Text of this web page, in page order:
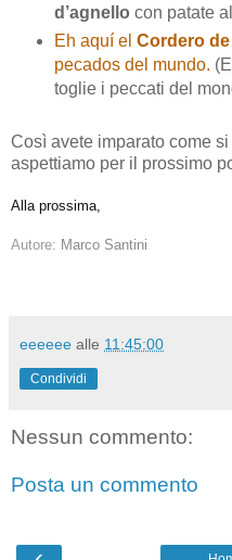
d’agnello con patate
Eh aquí el Cordero
pecados del mundo.
toglie i peccati del
Così avete imparato come
aspettiamo per il prossimo
Alla prossima,
Autore: Marco Santini
eeeeee alle 11:45:00
Condividi
Nessun commento:
Posta un commento